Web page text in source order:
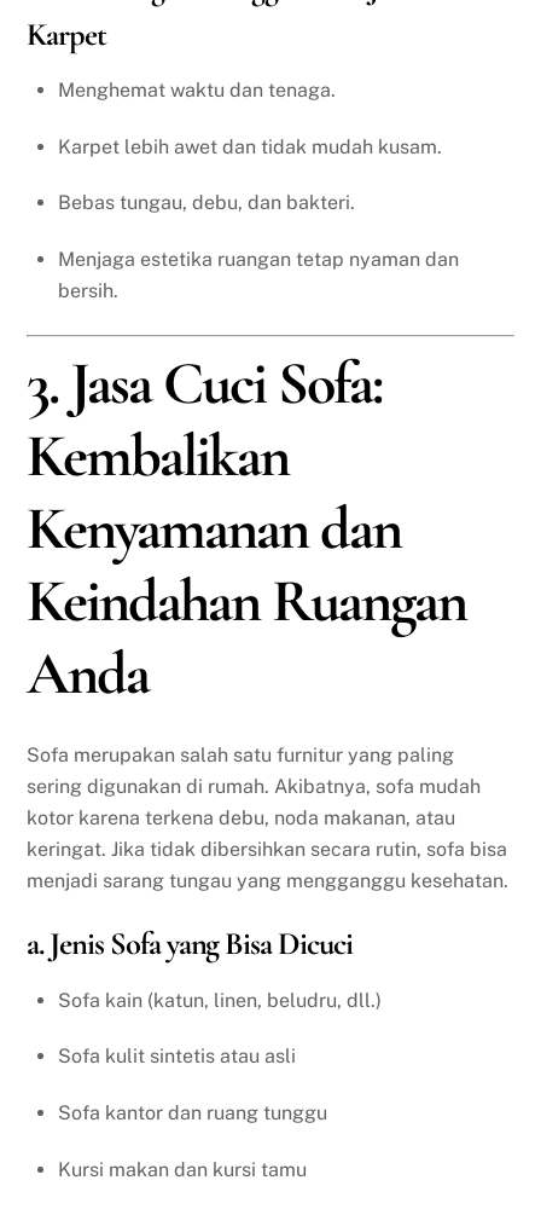
Karpet
Menghemat waktu dan tenaga.
Karpet lebih awet dan tidak mudah kusam.
Bebas tungau, debu, dan bakteri.
Menjaga estetika ruangan tetap nyaman dan
bersih.
3. Jasa Cuci Sofa:
Kembalikan
Kenyamanan dan
Keindahan Ruangan
Anda
Sofa merupakan salah satu furnitur yang paling
sering digunakan di rumah. Akibatnya, sofa mudah
kotor karena terkena debu, noda makanan, atau
keringat. Jika tidak dibersihkan secara rutin, sofa bisa
menjadi sarang tungau yang mengganggu kesehatan.
a. Jenis Sofa yang Bisa Dicuci
Sofa kain (katun, linen, beludru, dll.)
Sofa kulit sintetis atau asli
Sofa kantor dan ruang tunggu
Kursi makan dan kursi tamu